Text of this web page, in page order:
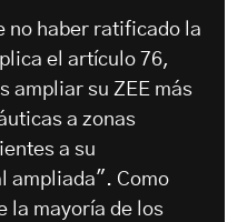
no haber ratificado la
el artículo 76,
ampliar su ZEE más
a zonas
a su
ampliada". Como
la mayoría de los